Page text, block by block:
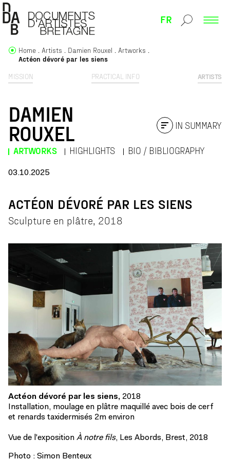
FR
MISSION PRACTICAL INFO ARTISTS
Home Artists Damien Rouxel
Artworks
Actéon dévoré par les siens
DAMIEN
ROUXEL
ARTWORKS HIGHLIGHTS BIO / BIBLIOGRAPHY
IN SUMMARY
03.10.2025
ACTÉON DÉVORÉ PAR LES SIENS
Sculpture en plâtre, 2018
Actéon dévoré par les siens, 2018
Installation, moulage en plâtre maquillé avec bois de cerf
et renards taxidermisés 2m environ
Vue de l'exposition À notre fils, Les Abords, Brest, 2018
Photo : Simon Benteux